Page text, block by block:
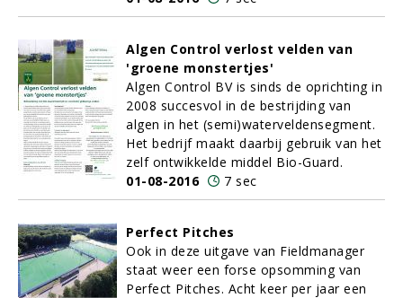
Algen Control verlost velden van
'groene monstertjes'
Algen Control BV is sinds de oprichting in
2008 succesvol in de bestrijding van
algen in het (semi)waterveldensegment.
Het bedrijf maakt daarbij gebruik van het
zelf ontwikkelde middel Bio-Guard.
01-08-2016
7 sec
Perfect Pitches
Ook in deze uitgave van Fieldmanager
staat weer een forse opsomming van
Perfect Pitches. Acht keer per jaar een